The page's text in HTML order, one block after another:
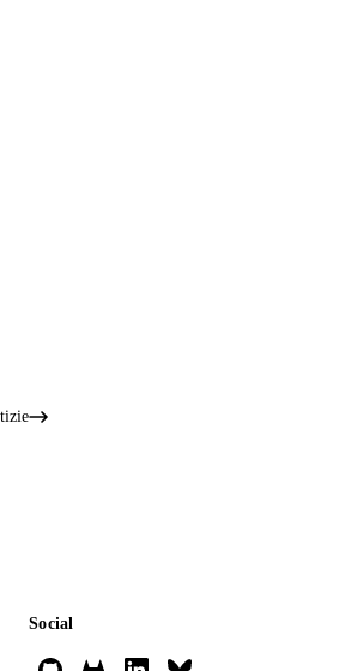
Social